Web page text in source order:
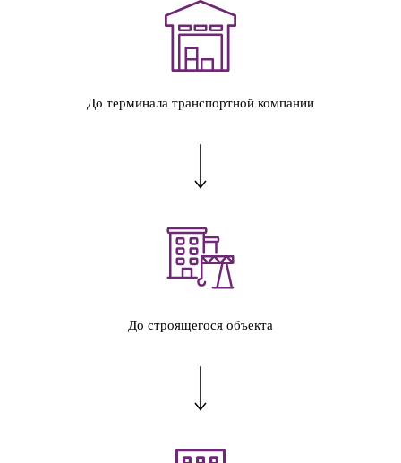
До терминала транспортной компании
До строящегося объекта